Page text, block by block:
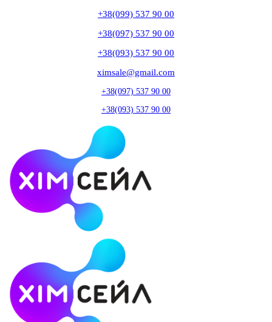
+38(099) 537 90 00
+38(097) 537 90 00
+38(093) 537 90 00
ximsale@gmail.com
+38(097) 537 90 00
+38(093) 537 90 00